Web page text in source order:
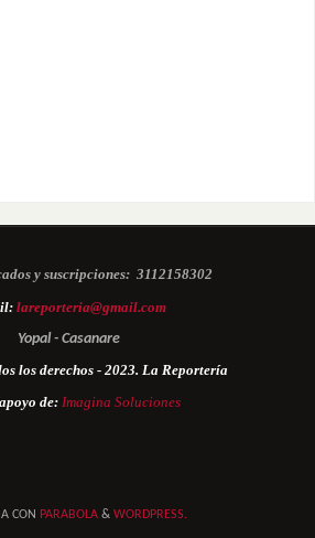
y suscripciones: 3112158302
lareporteria@gmail.com
Yopal - Casanare
los derechos - 2023. La Reportería
de: Imagina Soluciones
CON PARABOLA & WORDPRESS.